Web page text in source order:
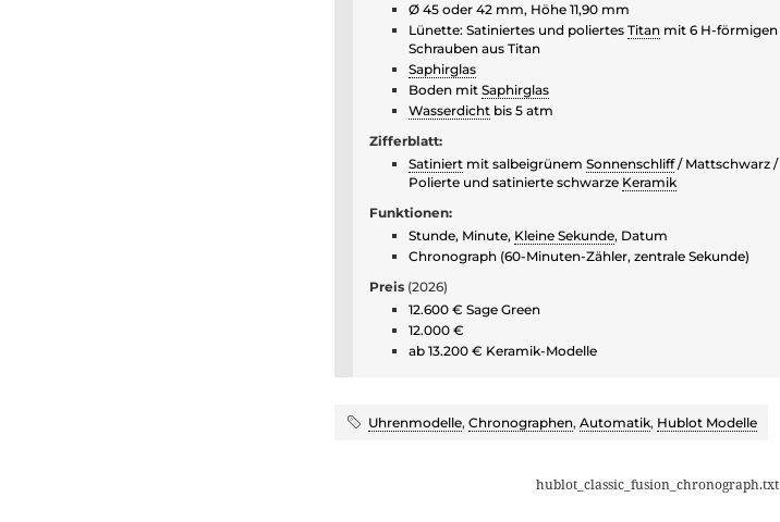
Ø 45 oder 42 mm, Höhe 11,90 mm
Lünette: Satiniertes und poliertes Titan mit 6 H-förmigen
Schrauben aus Titan
Saphirglas
Boden mit Saphirglas
Wasserdicht bis 5 atm
Zifferblatt:
Satiniert mit salbeigrünem Sonnenschliff/ Mattschwarz /
Polierte und satinierte schwarze Keramik
Funktionen:
Stunde, Minute, Kleine Sekunde, Datum
Chronograph (60-Minuten-Zähler, zentrale Sekunde)
Preis (2026)
12.600 € Sage Green
12.000 €
ab 13.200 € Keramik-Modelle
Uhrenmodelle, Chronographen, Automatik, Hublot Modelle
hublot_classic_fusion_chronograph.txt